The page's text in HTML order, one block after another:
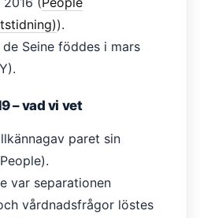
).
Seine föddes i mars
– vad vi vet
paret sin
var separationen
vårdnadsfrågor löstes